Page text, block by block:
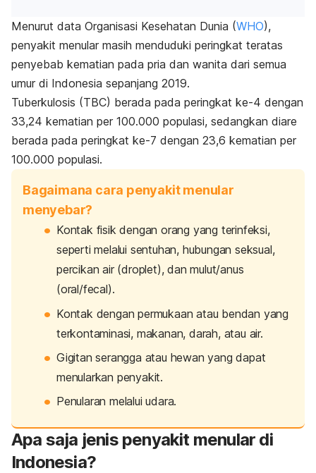
Menurut data Organisasi Kesehatan Dunia (WHO),
penyakit menular masih menduduki peringkat teratas
penyebab kematian pada pria dan wanita dari semua
umur di Indonesia sepanjang 2019.
Tuberkulosis (TBC) berada pada peringkat ke-4 dengan
33,24 kematian per 100.000 populasi, sedangkan diare
berada pada peringkat ke-7 dengan 23,6 kematian per
100.000 populasi.
Bagaimana cara penyakit menular
menyebar?
Kontak fisik dengan orang yang terinfeksi,
seperti melalui sentuhan, hubungan seksual,
percikan air (droplet), dan mulut/anus
(oral/fecal).
Kontak dengan permukaan atau bendan yang
terkontaminasi, makanan, darah, atau air.
Gigitan serangga atau hewan yang dapat
menularkan penyakit.
Penularan melalui udara.
Apa saja jenis penyakit menular di
Indonesia?